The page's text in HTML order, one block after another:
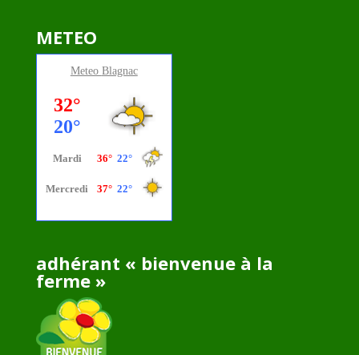
METEO
Meteo Blagnac
adhérant « bienvenue à la
ferme »